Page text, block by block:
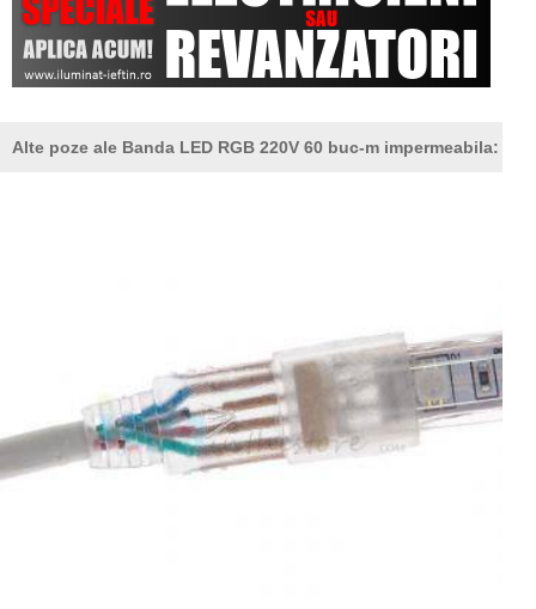
Alte poze ale Banda LED RGB 220V 60 buc-m impermeabila: